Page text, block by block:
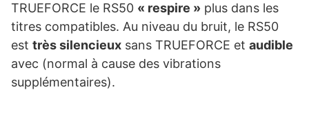
TRUEFORCE le RS50 « respire » plus dans les
titres compatibles. Au niveau du bruit, le RS50
est très silencieux sans TRUEFORCE et audible
avec (normal à cause des vibrations
supplémentaires).